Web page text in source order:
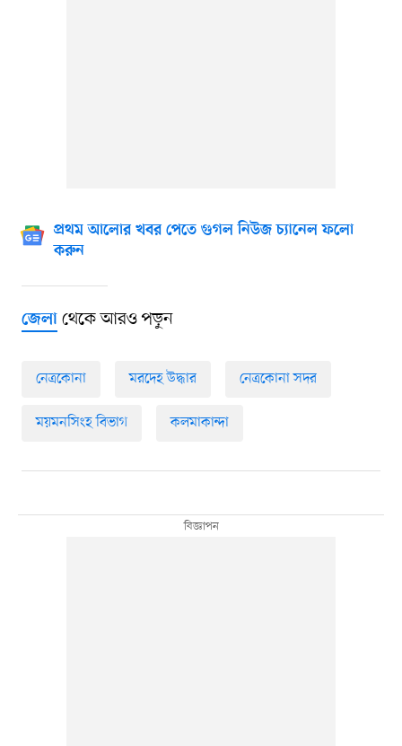
প্রথম আলোর খবর পেতে গুগল নিউজ চ্যানেল ফলো
করুন
জেলাথেকে আরও পড়ুন
নেত্রকোনা মরদেহ উদ্ধার নেত্রকোনা সদর
ময়মনসিংহ বিভাগ কলমাকান্দা